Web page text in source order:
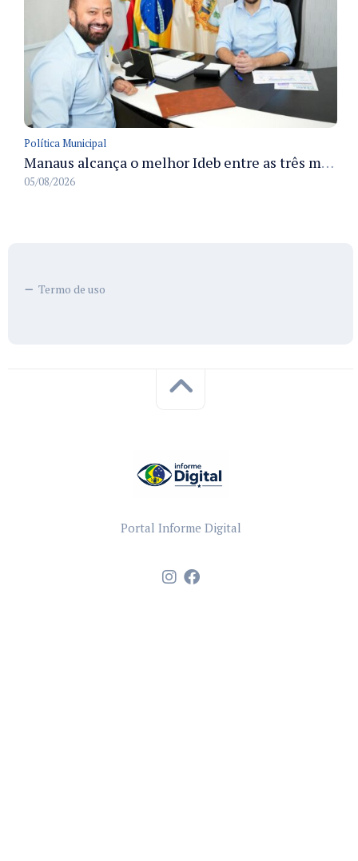
Política Municipal
Manaus alcança o melhor Ideb entre as três maiores redes municipais do país em 2025 com avanço na aprendizagem
05/08/2026
Termo de uso
Portal Informe Digital